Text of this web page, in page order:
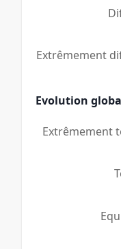
Extrêmement
Evolution
Extrêmement